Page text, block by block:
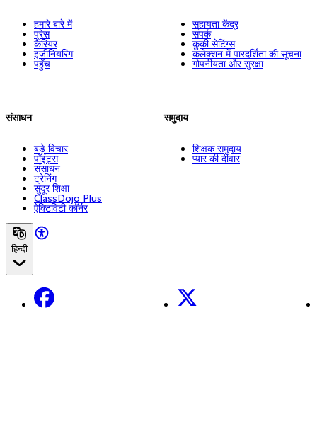
हमारे बारे में
प्रेस
कैरियर
इंजीनियरिंग
पहुँच
संसाधन
बड़े विचार
पॉइंट्स
संसाधन
ट्रेनिंग
सुदूर शिक्षा
ClassDojo Plus
ऐक्टिविटी कॉर्नर
सहायता केंद्र
संपर्क
कुकी सेटिंग्स
कलेक्शन में पारदर्शिता की सूचना
गोपनीयता और सुरक्षा
समुदाय
शिक्षक समुदाय
प्यार की दीवार
हिन्दी
Facebook X